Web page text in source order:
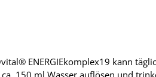
ENERGIEkomplex19 kann